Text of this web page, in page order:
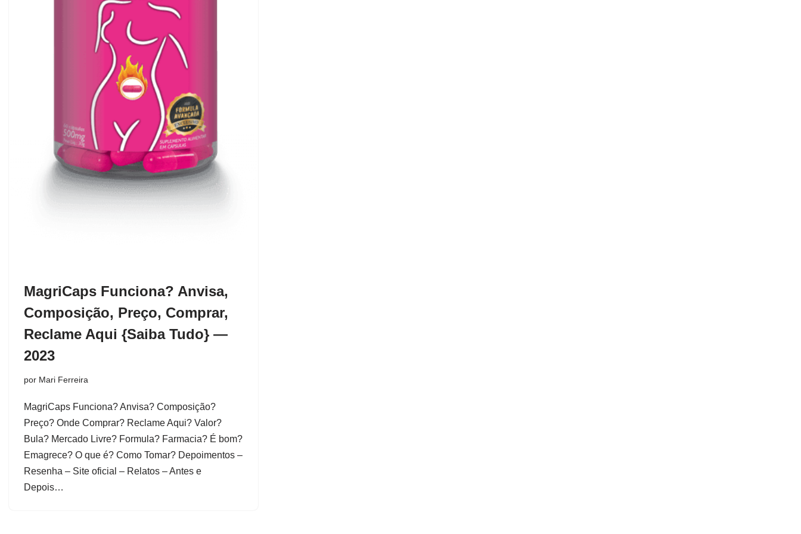
MagriCaps Funciona? Anvisa,
Composição, Preço, Comprar,
Reclame Aqui {Saiba Tudo} —
2023
por Mari Ferreira
MagriCaps Funciona? Anvisa? Composição?
Preço? Onde Comprar? Reclame Aqui? Valor?
Bula? Mercado Livre? Formula? Farmacia? É bom?
Emagrece? O que é? Como Tomar? Depoimentos –
Resenha – Site oficial – Relatos – Antes e
Depois…